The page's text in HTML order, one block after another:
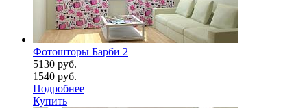
Фотошторы Барби 2
5130 руб.
1540 руб.
Подробнее
Купить